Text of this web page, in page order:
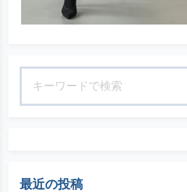
最近の投稿